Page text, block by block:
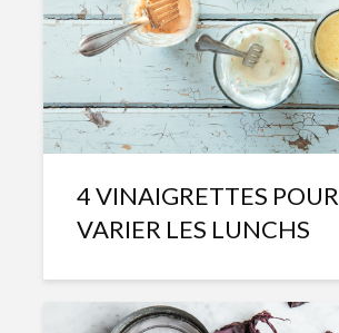
4 VINAIGRETTES POUR
VARIER LES LUNCHS